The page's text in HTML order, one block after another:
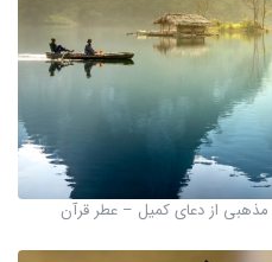
از دعای کمیل – عطر قرآن